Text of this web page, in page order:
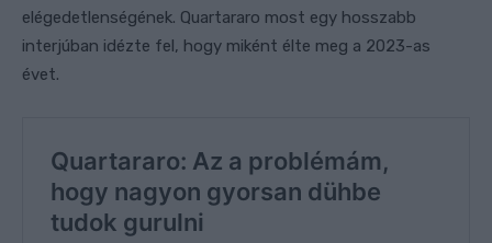
elégedetlenségének. Quartararo most egy hosszabb
interjúban idézte fel, hogy miként élte meg a 2023-as
évet.